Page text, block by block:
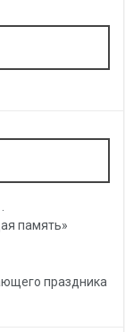
память»
праздника